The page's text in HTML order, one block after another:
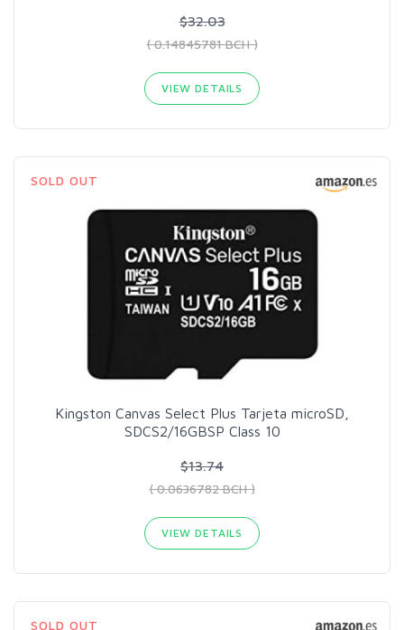
$32.03
( 0.14845781 BCH )
VIEW DETAILS
SOLD OUT
Kingston Canvas Select Plus Tarjeta microSD,
SDCS2/16GBSP Class 10
$13.74
( 0.0636782 BCH )
VIEW DETAILS
SOLD OUT